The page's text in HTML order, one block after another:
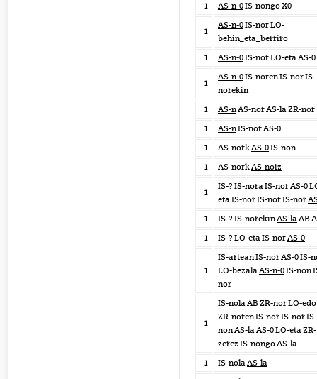
1
AS-n-0IS-nongo X0
1
AS-n-0IS-nor LO-
behin_eta_berriro
1
AS-n-0IS-nor LO-eta AS-0
1
AS-n-0IS-noren IS-nor IS-
norekin
1
AS-nAS-nor AS-la ZR-nor
1
AS-nIS-nor AS-0
1
AS-norkAS-0IS-non
1
AS-norkAS-noiz
1
IS-? IS-nora IS-nor AS-0
eta IS-nor IS-nor IS-nor
1
IS-? IS-norekinAS-laAB
1
IS-? LO-eta IS-norAS-0
1
IS-artean IS-nor AS-0 IS-
LO-bezalaAS-n-0IS-non
nor
1
IS-nola AB ZR-nor LO-edo
ZR-noren IS-nor IS-nor IS-
nonAS-laAS-0 LO-eta ZR-
zerez IS-nongo AS-la
1
IS-nolaAS-la